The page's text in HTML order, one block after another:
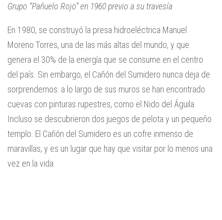
Grupo “Pañuelo Rojo” en 1960 previo a su travesía
En 1980, se construyó la presa hidroeléctrica Manuel
Moreno Torres, una de las más altas del mundo, y que
genera el 30% de la energía que se consume en el centro
del país. Sin embargo, el Cañón del Sumidero nunca deja de
sorprendernos: a lo largo de sus muros se han encontrado
cuevas con pinturas rupestres, como el Nido del Águila.
Incluso se descubrieron dos juegos de pelota y un pequeño
templo. El Cañón del Sumidero es un cofre inmenso de
maravillas, y es un lugar que hay que visitar por lo menos una
vez en la vida.